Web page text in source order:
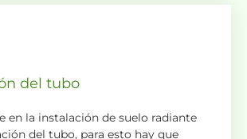
del tubo
en la instalación de suelo radiante
del tubo, para esto hay que